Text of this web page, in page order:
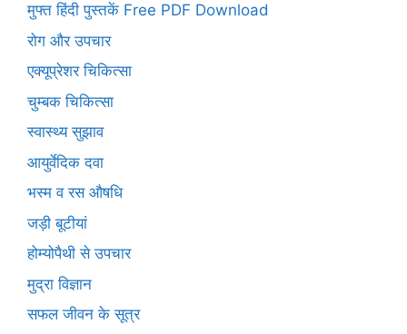
मुफ्त हिंदी पुस्तकें Free PDF Download
रोग और उपचार
एक्यूप्रेशर चिकित्सा
चुम्बक चिकित्सा
स्वास्थ्य सुझाव
आयुर्वेदिक दवा
भस्म व रस औषधि
जड़ी बूटीयां
होम्योपैथी से उपचार
मुद्रा विज्ञान
सफल जीवन के सूत्र